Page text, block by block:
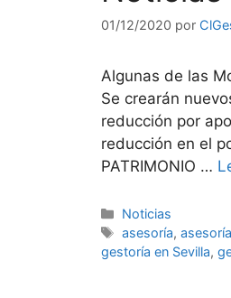
01/12/2020 por
Algunas de las
Se crearán
reducción por
reducción en el
PATRIMONIO …
Categorías
Noticias
Etiquetas
asesoría,
gestoría en Sevilla,